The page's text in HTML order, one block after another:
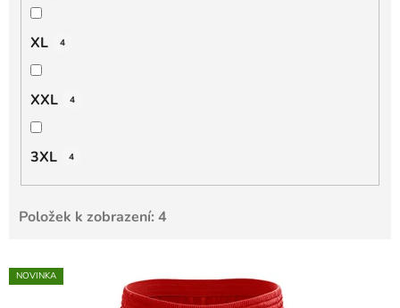
XL 4
XXL 4
3XL 4
Položek k zobrazení: 4
V
ý
NOVINKA